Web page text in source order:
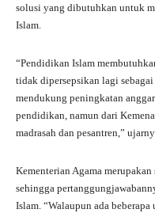
solusi yang dibutuhkan untuk
Islam.
“Pendidikan Islam
tidak dipersepsikan lagi
mendukung peningkatan
pendidikan, namun dari
madrasah dan pesantren,”
Kementerian Agama
sehingga
Islam. “Walaupun ada